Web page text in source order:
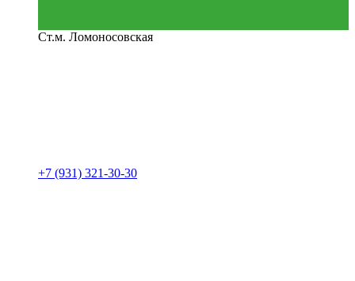
Ст.м. Ломоносовская
+7 (931) 321-30-30